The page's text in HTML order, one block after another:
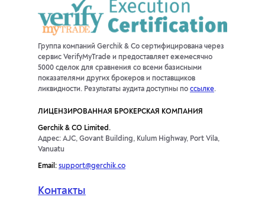
Группа компаний Gerchik & Co сертифицирована через
сервис VerifyMyTrade и предоставляет ежемесячно
5000 сделок для сравнения со всеми базисными
показателями других брокеров и поставщиков
ликвидности. Результаты аудита доступны по ссылке.
ЛИЦЕНЗИРОВАННАЯ БРОКЕРСКАЯ КОМПАНИЯ
Gerchik & CO Limited.
Адрес: AJC, Govant Building, Kulum Highway, Port Vila,
Vanuatu
Email: support@gerchik.co
Контакты